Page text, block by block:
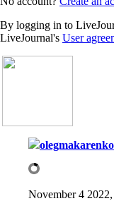
By logging in to
LiveJournal's User
November 4